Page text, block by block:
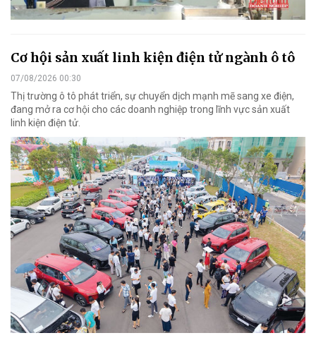
Cơ hội sản xuất linh kiện điện tử ngành ô tô
07/08/2026 00:30
Thị trường ô tô phát triển, sự chuyển dịch mạnh mẽ sang xe điện,
đang mở ra cơ hội cho các doanh nghiệp trong lĩnh vực sản xuất
linh kiện điện tử.